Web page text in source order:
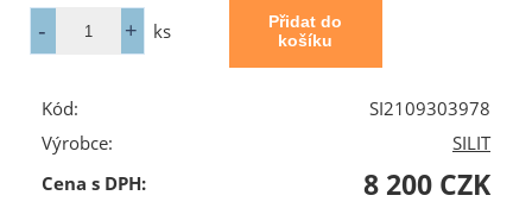
ks
Kód:
SI2109303978
Výrobce:
SILIT
Cena s DPH:
8 200 CZK